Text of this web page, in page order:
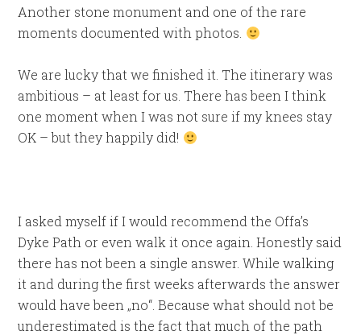
Another stone monument and one of the rare
moments documented with photos.
We are lucky that we finished it. The itinerary was
ambitious – at least for us. There has been I think
one moment when I was not sure if my knees stay
OK – but they happily did!
I asked myself if I would recommend the Offa’s
Dyke Path or even walk it once again. Honestly said
there has not been a single answer. While walking
it and during the first weeks afterwards the answer
would have been „no“. Because what should not be
underestimated is the fact that much of the path